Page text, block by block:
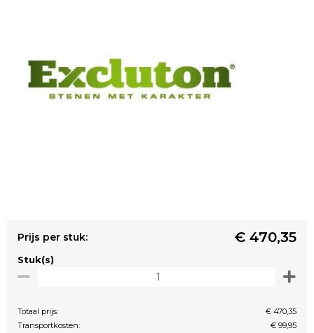
Prijs per stuk: € 470,35
Stuk(s)
Totaal prijs:
€ 470,35
Transportkosten:
€ 99,95